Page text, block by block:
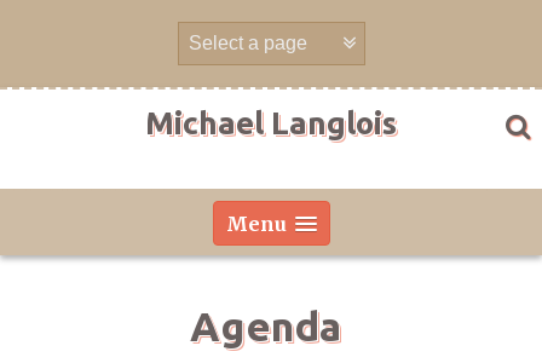
Michael Langlois
Menu
Agenda